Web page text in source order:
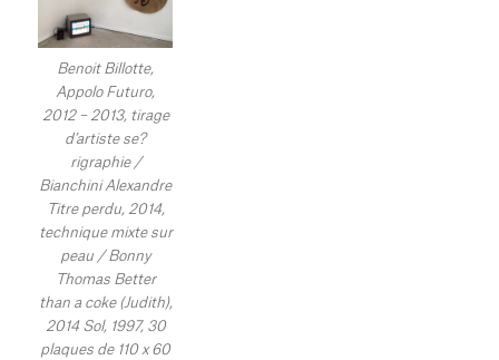
Benoit Billotte,
Appolo Futuro,
2012 – 2013, tirage
d’artiste se?
rigraphie /
Bianchini Alexandre
Titre perdu, 2014,
technique mixte sur
peau / Bonny
Thomas Better
than a coke (Judith),
2014 Sol, 1997, 30
plaques de 110 x 60